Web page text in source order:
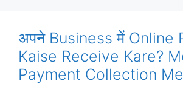
अपने Business में Online
Kaise Receive Kare?
Payment Collection